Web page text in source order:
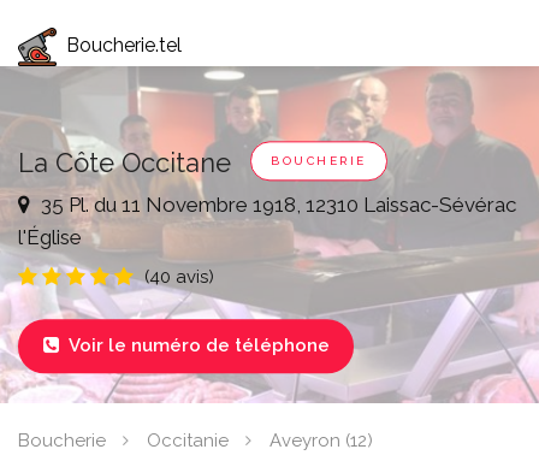
Boucherie.tel
La Côte Occitane BOUCHERIE
35 Pl. du 11 Novembre 1918, 12310 Laissac-Sévérac
l'Église
(40 avis)
 Voir le numéro de téléphone
Boucherie Occitanie
Aveyron (12)